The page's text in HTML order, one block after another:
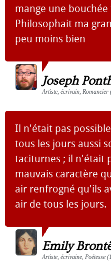
mange une
Philosophait ma
peu moins bien
Joseph
Artiste, écrivain, Romancier
Il n'était pas
tous les jours aussi
taciturnes ; il n'était
mauvais caractère
air renfrogné qu'ils
air de tous les jours.
Emily
Artiste, écrivaine, Poétesse